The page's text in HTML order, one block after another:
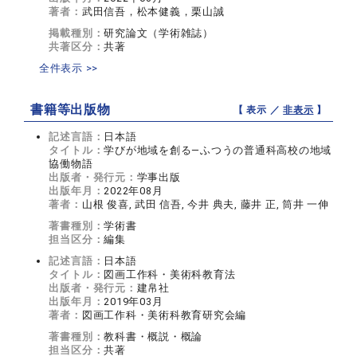
著者： 武田信吾，松本健義，栗山誠
掲載種別：研究論文（学術雑誌）
共著区分：共著
全件表示 >>
書籍等出版物 【 表示 ／非表示 】
記述言語： 日本語
タイトル：学びが地域を創る―ふつうの普通科高校の地域
協働物語
出版者・発行元： 学事出版
出版年月： 2022年08月
著者： 山根 俊喜, 武田 信吾, 今井 典夫, 藤井 正, 筒井 一伸
著書種別：学術書
担当区分：編集
記述言語： 日本語
タイトル： 図画工作科・美術科教育法
出版者・発行元： 建帛社
出版年月： 2019年03月
著者： 図画工作科・美術科教育研究会編
著書種別：教科書・概説・概論
担当区分：共著